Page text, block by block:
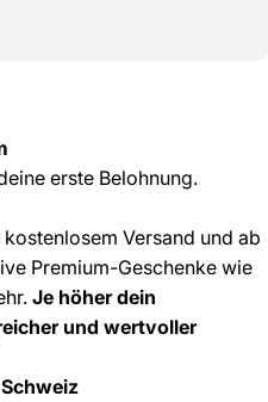
erste Belohnung.
Versand und ab
Premium-Geschenke wie
Je höher dein
und wertvoller